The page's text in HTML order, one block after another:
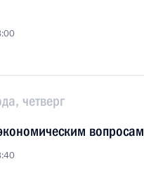
четверг
вопросам